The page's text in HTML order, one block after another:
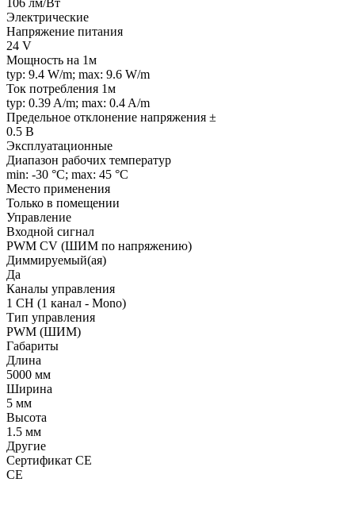
Электрические
Напряжение питания
24 V
Мощность на 1м
typ: 9.4 W/m; max: 9.6 W/m
Ток потребления 1м
typ: 0.39 A/m; max: 0.4 A/m
Предельное отклонение напряжения ±
0.5 В
Эксплуатационные
Диапазон рабочих температур
min: -30 °C; max: 45 °C
Место применения
Только в помещении
Управление
Входной сигнал
PWM СV (ШИМ по напряжению)
Диммируемый(ая)
Да
Каналы управления
1 CH (1 канал - Mono)
Тип управления
PWM (ШИМ)
Габариты
Длина
5000 мм
Ширина
5 мм
Высота
1.5 мм
Другие
Сертификат CE
CE